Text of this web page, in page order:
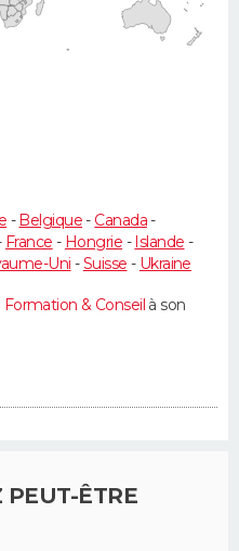
-Belgique- Canada-
France - Hongrie -Islande -
Uni -Suisse - Ukraine
Formation & Conseil à son
PEUT-ÊTRE